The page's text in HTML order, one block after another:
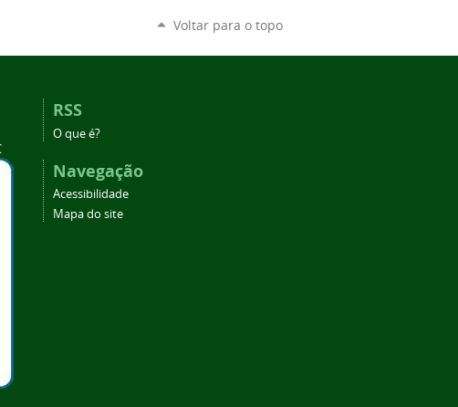
Voltar para o topo
RSS
O que é?
Navegação
Acessibilidade
Mapa do site